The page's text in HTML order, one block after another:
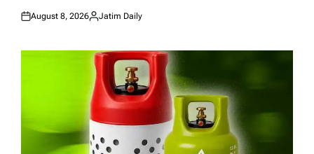
Posted
August 8, 2026
Posted
Jatim Daily